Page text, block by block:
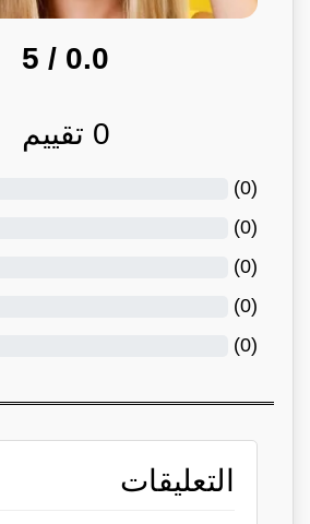
0.0
/ 5
0 تقييم
(
0
)
(
0
)
(
0
)
(
0
)
(
0
)
التعليقات